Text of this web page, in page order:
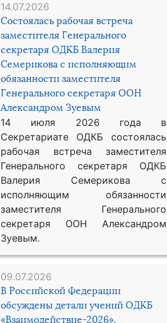
14.07.2026
Состоялась рабочая встреча
заместителя Генерального
секретаря ОДКБ Валерия
Семерикова с исполняющим
обязанности заместителя
Генерального секретаря ООН
Александром Зуевым
14 июля 2026 года в
Секретариате ОДКБ состоялась
рабочая встреча заместителя
Генерального секретаря ОДКБ
Валерия Семерикова с
исполняющим обязанности
заместителя Генерального
секретаря ООН Александром
Зуевым.
09.07.2026
В Российской Федерации
обсуждены детали учений ОДКБ
«Взаимодействие-2026»,